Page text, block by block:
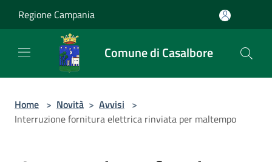
Regione Campania
Comune di Casalbore
Home > Novità > Avvisi >
Interruzione fornitura elettrica rinviata per maltempo